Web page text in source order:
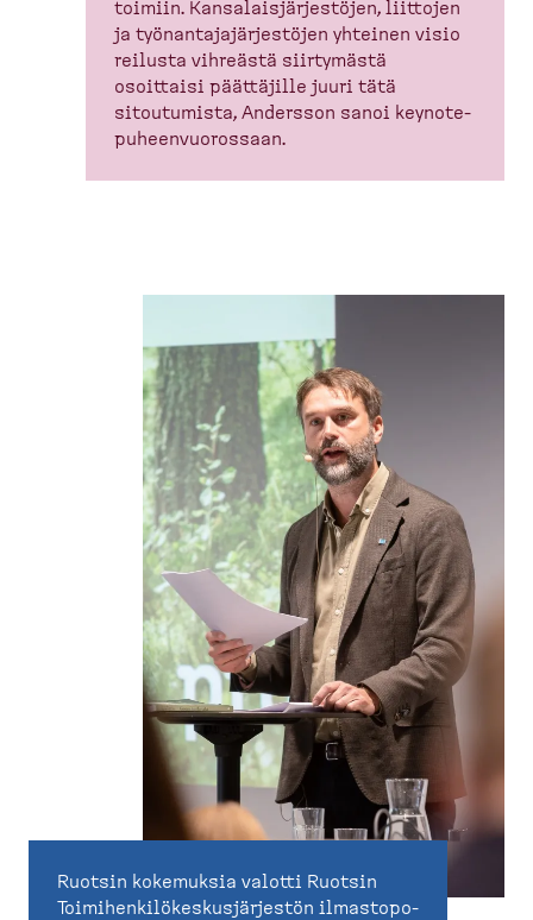
toimiin. Kansalais­jär­jestöjen, liittojen
ja työnan­ta­ja­jär­jestöjen yhteinen visio
reilusta vihreästä siirtymästä
osoittaisi päättäjille juuri tätä
sitoutumista, Andersson sanoi keynote-​
puheen­vuo­rossaan.
Ruotsin kokemuksia valotti Ruotsin
Toimihen­ki­lö­kes­kus­jär­jestön ilmasto­po­